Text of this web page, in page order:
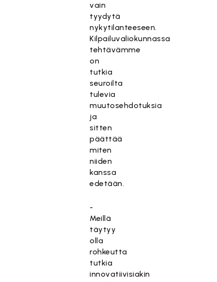
vain
tyydytä
nykytilanteeseen.
Kilpailuvaliokunnassa
tehtävämme
on
tutkia
seuroilta
tulevia
muutosehdotuksia
ja
sitten
päättää
miten
niiden
kanssa
edetään.
-
Meillä
täytyy
olla
rohkeutta
tutkia
innovatiivisiakin